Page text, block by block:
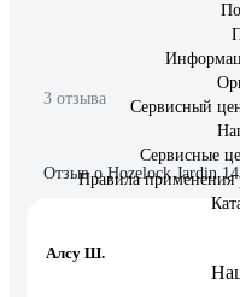
3 отзыва
Отзыв о Hozelock Jardin
Алсу Ш.
Сервисный
Сервисные
Правила применения